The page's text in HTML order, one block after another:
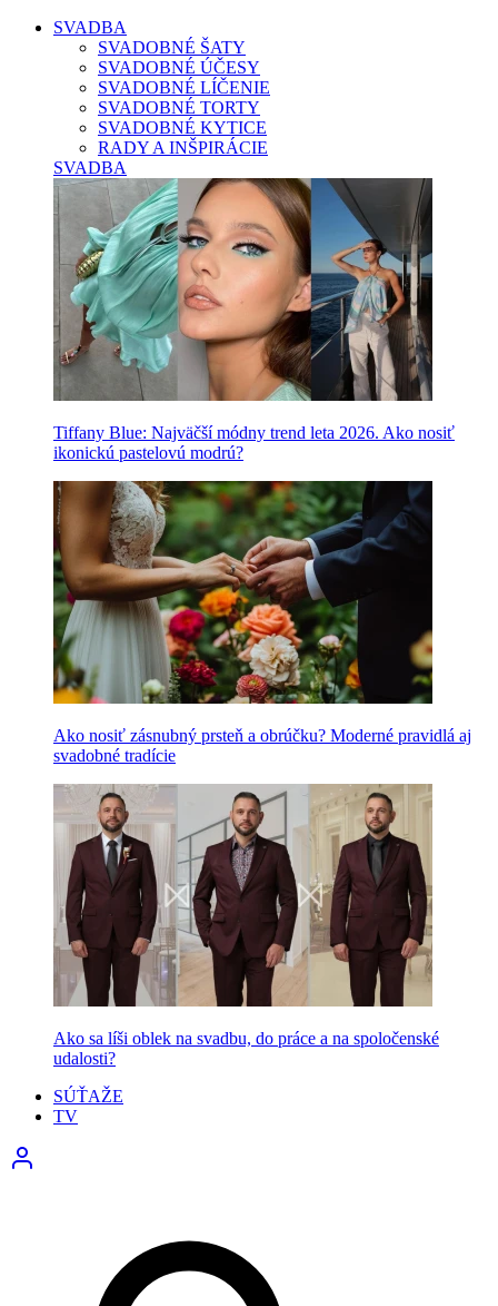
SVADBA
SVADOBNÉ ŠATY
SVADOBNÉ ÚČESY
SVADOBNÉ LÍČENIE
SVADOBNÉ TORTY
SVADOBNÉ KYTICE
RADY A INŠPIRÁCIE
SVADBA
Tiffany Blue: Najväčší módny trend leta 2026. Ako nosiť
ikonickú pastelovú modrú?
Ako nosiť zásnubný prsteň a obrúčku? Moderné pravidlá aj
svadobné tradície
Ako sa líši oblek na svadbu, do práce a na spoločenské
udalosti?
SÚŤAŽE
TV